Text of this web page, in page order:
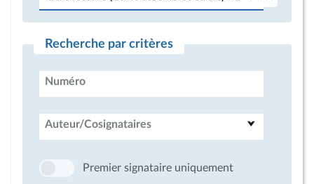
Recherche par critères
Numéro
Auteur/Cosignataires
Premier signataire uniquement